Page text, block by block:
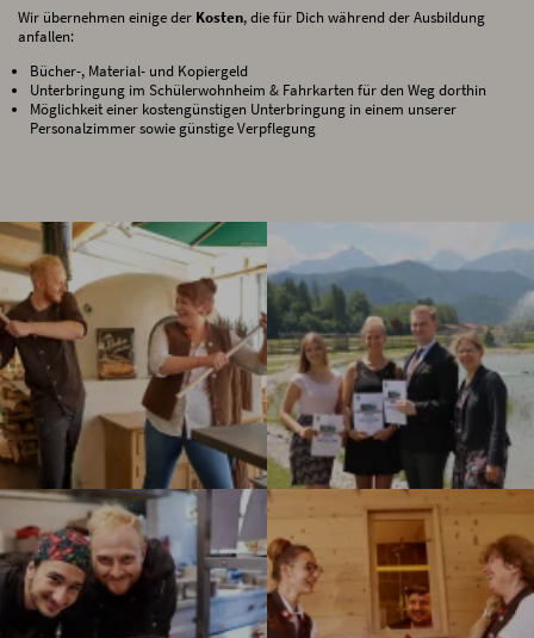
Wir übernehmen einige der Kosten, die für Dich während der Ausbildung
anfallen:
Bücher-, Material- und Kopiergeld
Unterbringung im Schülerwohnheim & Fahrkarten für den Weg dorthin
Möglichkeit einer kostengünstigen Unterbringung in einem unserer
Personalzimmer sowie günstige Verpflegung